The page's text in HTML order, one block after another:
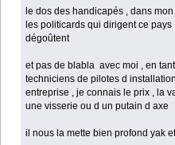
le dos des handicapés , dans
les politicards qui dirigent ce
dégoûtent
et pas de blabla avec moi , en
techniciens de pilotes d
entreprise , je connais le prix , la
une visserie ou d un putain d axe
il nous la mette bien profond yak